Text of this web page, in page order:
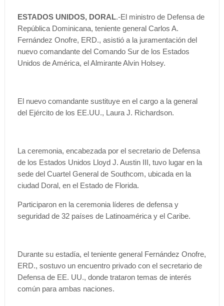
ESTADOS UNIDOS, DORAL.-El ministro de Defensa de
República Dominicana, teniente general Carlos A.
Fernández Onofre, ERD., asistió a la juramentación del
nuevo comandante del Comando Sur de los Estados
Unidos de América, el Almirante Alvin Holsey.
El nuevo comandante sustituye en el cargo a la general
del Ejército de los EE.UU., Laura J. Richardson.
La ceremonia, encabezada por el secretario de Defensa
de los Estados Unidos Lloyd J. Austin III, tuvo lugar en la
sede del Cuartel General de Southcom, ubicada en la
ciudad Doral, en el Estado de Florida.
Participaron en la ceremonia líderes de defensa y
seguridad de 32 países de Latinoamérica y el Caribe.
Durante su estadía, el teniente general Fernández Onofre,
ERD., sostuvo un encuentro privado con el secretario de
Defensa de EE. UU., donde trataron temas de interés
común para ambas naciones.